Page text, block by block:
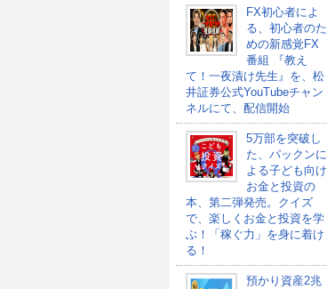
FX初心者によ
る、初心者のた
めの新感覚FX
番組 『教え
て！一夜漬け先生』を、松
井証券公式YouTubeチャン
ネルにて、配信開始
5万部を突破し
た、パックンに
よる子ども向け
お金と投資の
本、第二弾発売。クイズ
で、楽しくお金と投資を学
ぶ！「稼ぐ力」を身に着け
る！
預かり資産2兆